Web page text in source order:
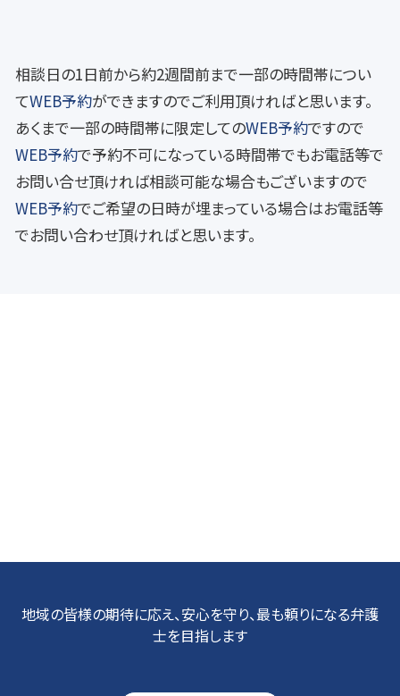
相談日の1日前から約2週間前まで一部の時間帯につい
てWEB予約ができますのでご利用頂ければと思います。
あくまで一部の時間帯に限定してのWEB予約ですので
WEB予約で予約不可になっている時間帯でもお電話等で
お問い合せ頂ければ相談可能な場合もございますので
WEB予約でご希望の日時が埋まっている場合はお電話等
でお問い合わせ頂ければと思います。
地域の皆様の期待に応え、安心を守り、最も頼りになる弁護
士を目指します